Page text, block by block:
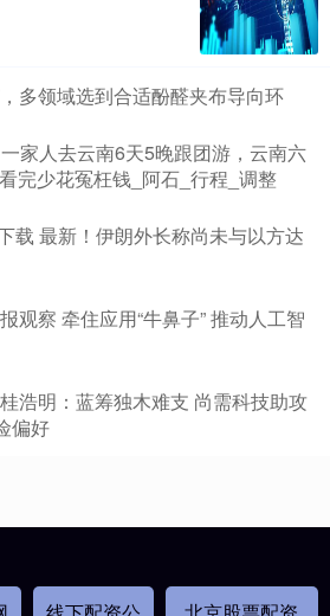
多领域选到合适酚醛夹布导向环
家人去云南6天5晚跟团游，云南六
完少花冤枉钱_阿石_行程_调整
载 最新！伊朗外长称尚未与以方达
观察 牵住应用“牛鼻子” 推动人工智
浩明：蓝筹独木难支 尚需科技助攻
偏好